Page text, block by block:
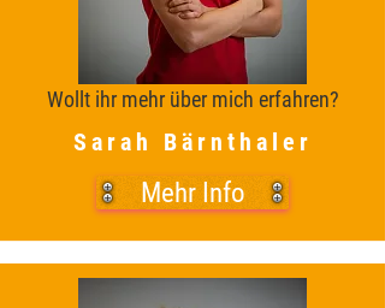
Wollt ihr mehr über mich erfahren?
Sarah Bärnthaler
Mehr Info